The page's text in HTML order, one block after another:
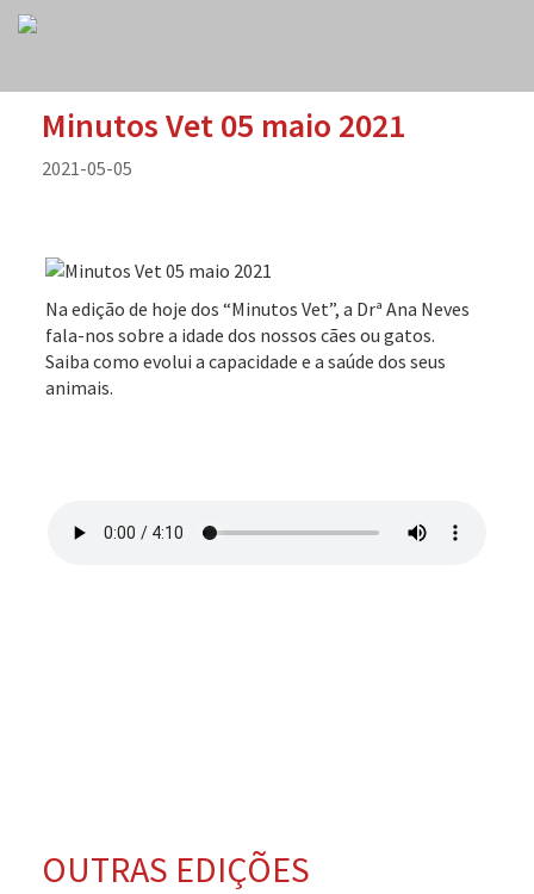
Minutos Vet 05 maio 2021
2021-05-05
Na edição de hoje dos “Minutos Vet”, a Drª Ana Neves
fala-nos sobre a idade dos nossos cães ou gatos.
Saiba como evolui a capacidade e a saúde dos seus
animais.
OUTRAS EDIÇÕES